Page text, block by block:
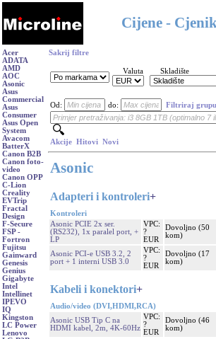
Cijene -
Acer
ADATA
AMD
AOC
Asonic
Asus
Commercial
Asus
Consumer
Asus Open
System
Avacom
BatterX
Canon B2B
Canon foto-
video
Canon OPP
C-Lion
Creality
EVTrip
Fractal
Design
F-Secure
FSP -
Fortron
Fujitsu
Gainward
Genesis
Genius
Gigabyte
Intel
Intellinet
IPEVO
IQ
Kingston
LC Power
Lenovo
Sakrij filtre
Valuta
Skladište
Od: do: Filtriraj grupu
Akcije Hitovi Novi
Asonic
Adapteri i kontroleri+
Kontroleri
Asonic PCIE 2x ser.
(RS232), 1x paralel port, +
LP
VPC:
?
EUR
Dovoljno (50
kom)
Asonic PCI-e USB 3.2, 2
port + 1 interni USB 3.0
VPC:
?
EUR
Dovoljno (17
kom)
Kabeli i konektori+
Audio/video (DVI,HDMI,RCA)
Asonic USB Tip C na
HDMI kabel, 2m, 4K-60Hz
VPC:
?
EUR
Dovoljno (46
kom)